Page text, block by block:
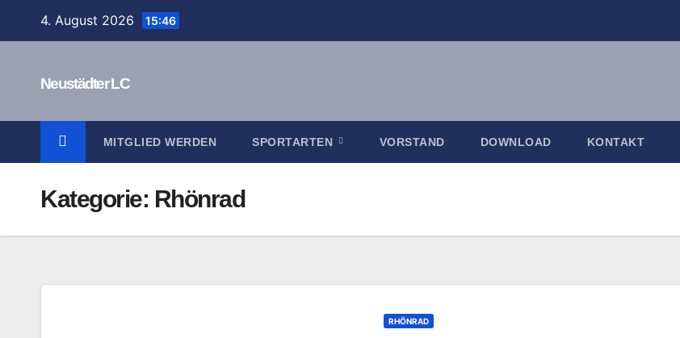
4. August 2026 15:46
Neustädter LC
MITGLIED WERDEN SPORTARTEN VORSTAND DOWNLOAD KONTAKT
Kategorie: Rhönrad
RHÖNRAD